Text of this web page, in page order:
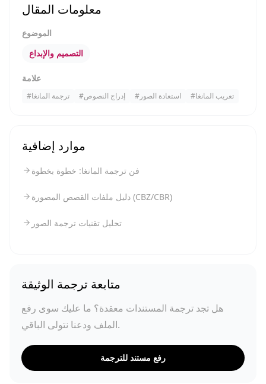
معلومات المقال
الموضوع
التصميم والإبداع
علامة
#ترجمة المانغا #إدراج النصوص # استعادة الصور #تعريب المانغا
موارد إضافية
فن ترجمة المانغا: خطوة بخطوة
دليل ملفات القصص المصورة (CBZ/CBR)
تحليل تقنيات ترجمة الصور
متابعة ترجمة الوثيقة
هل تجد ترجمة المستندات معقدة؟ ما عليك سوى رفع
الملف ودعنا نتولى الباقي.
رفع مستند للترجمة